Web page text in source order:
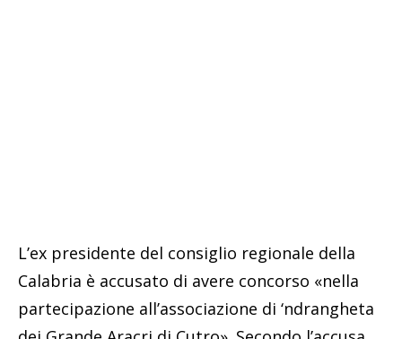
L’ex presidente del consiglio regionale della
Calabria è accusato di avere concorso «nella
partecipazione all’associazione di ‘ndrangheta